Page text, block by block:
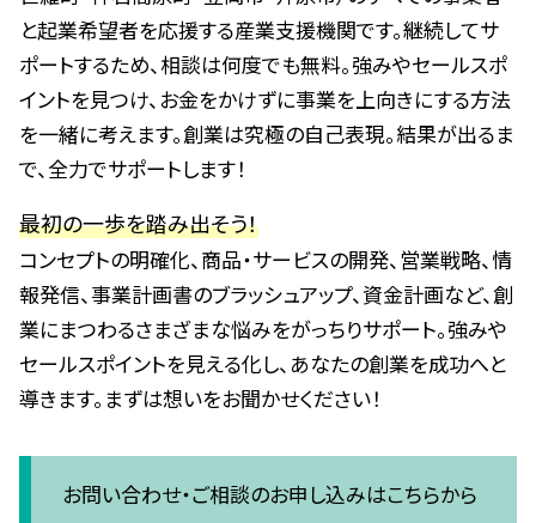
と起業希望者を応援する産業支援機関です。継続してサ
ポートするため、相談は何度でも無料。強みやセールスポ
イントを見つけ、お金をかけずに事業を上向きにする方法
を一緒に考えます。創業は究極の自己表現。結果が出るま
で、全力でサポートします！
最初の一歩を踏み出そう！
コンセプトの明確化、商品・サービスの開発、営業戦略、情
報発信、事業計画書のブラッシュアップ、資金計画など、創
業にまつわるさまざまな悩みをがっちりサポート。強みや
セールスポイントを見える化し、あなたの創業を成功へと
導きます。まずは想いをお聞かせください！
お問い合わせ・ご相談のお申し込みはこちらから